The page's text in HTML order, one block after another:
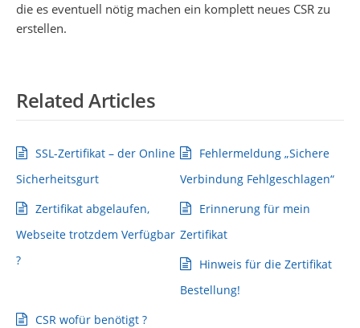
die es eventuell nötig machen ein komplett neues CSR zu
erstellen.
Related Articles
SSL-Zertifikat – der Online
Sicherheitsgurt
Fehlermeldung „Sichere
Verbindung Fehlgeschlagen“
Zertifikat abgelaufen,
Webseite trotzdem Verfügbar
?
Erinnerung für mein
Zertifikat
Hinweis für die Zertifikat
Bestellung!
CSR wofür benötigt ?